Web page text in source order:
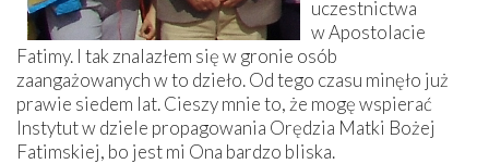
uczestnictwa
w Apostolacie
Fatimy. I tak znalazłem się w gronie osób
zaangażowanych w to dzieło. Od tego czasu minęło już
prawie siedem lat. Cieszy mnie to, że mogę wspierać
Instytut w dziele propagowania Orędzia Matki Bożej
Fatimskiej, bo jest mi Ona bardzo ­bliska.